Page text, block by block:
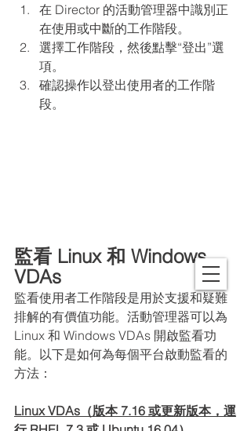
在 Director 的活動管理器中識別正
在使用或中斷的工作階段。
選擇工作階段，然後點擊“登出”選
項。
確認操作以登出使用者的工作階
段。
監看 Linux 和 Windows
VDAs
監看使用者工作階段是用於支援和疑難
排解的有價值功能。活動管理器可以為
Linux 和 Windows VDAs 開啟監看功
能。以下是如何為每個平台啟動監看的
方法：
Linux VDAs（版本 7.16 或更新版本，運